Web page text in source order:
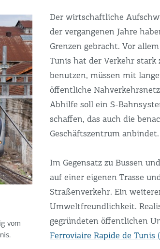
vom
Der wirtschaftliche
der vergangenen Jahre
Grenzen gebracht. Vor
Tunis hat der Verkehr stark
benutzen, müssen mit
öffentliche
Abhilfe soll ein S-
schaffen, das auch die
Geschäftszentrum anbindet.
Im Gegensatz zu Bussen
auf einer eigenen Trasse
Straßenverkehr. Ein
Umweltfreundlichkeit.
gegründeten öffentlichen
Ferroviaire Rapide de Tunis